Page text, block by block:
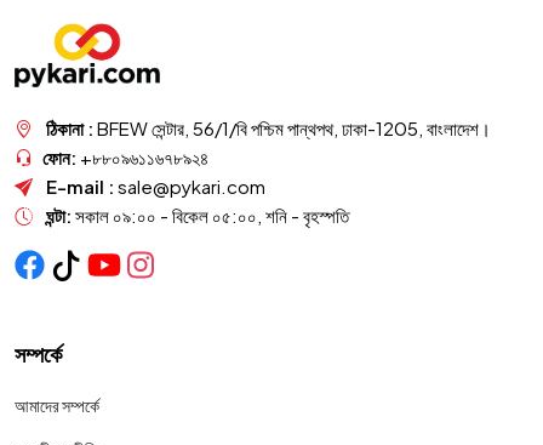
ঠিকানা : BFEW সেন্টার, 56/1/বি পশ্চিম পান্থপথ, ঢাকা-1205, বাংলাদেশ।
ফোন: +৮৮০৯৬১১৬৭৮৯২৪
E-mail : sale@pykari.com
ঘন্টা: সকাল ০৯:০০ - বিকেল ০৫:০০, শনি - বৃহস্পতি
সম্পর্কে
আমাদের সম্পর্কে